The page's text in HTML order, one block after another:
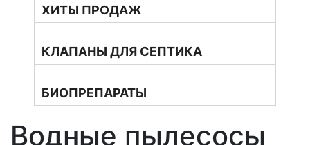
ХИТЫ ПРОДАЖ
КЛАПАНЫ ДЛЯ СЕПТИКА
БИОПРЕПАРАТЫ
Водные пылесосы